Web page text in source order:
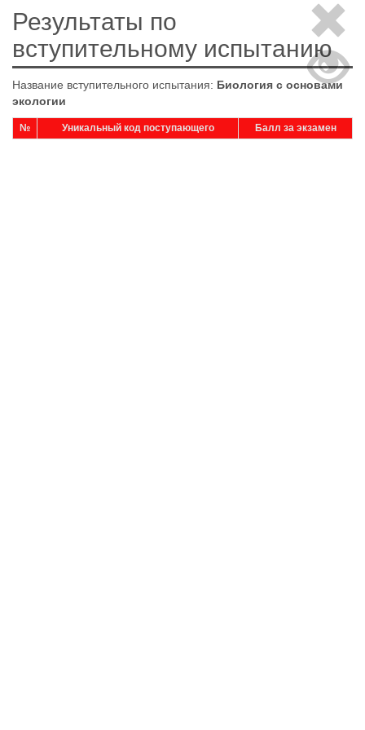
Результаты по
вступительному испытанию
Название вступительного испытания: Биология с основами
экологии
№ Уникальный код поступающего Балл за экзамен